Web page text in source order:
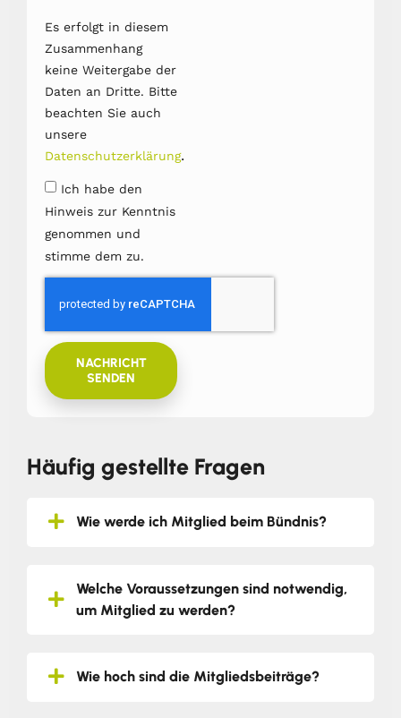
Es erfolgt in diesem
Zusammenhang
keine Weitergabe der
Daten an Dritte. Bitte
beachten Sie auch
unsere
Datenschutzerklärung.
Ich habe den
Hinweis zur Kenntnis
genommen und
stimme dem zu.
NACHRICHT
SENDEN
Häufig gestellte Fragen
Wie werde ich Mitglied beim Bündnis?
Welche Voraussetzungen sind notwendig,
um Mitglied zu werden?
Wie hoch sind die Mitgliedsbeiträge?